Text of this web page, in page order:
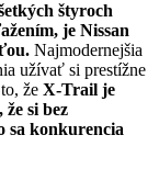
štyroch
je Nissan
Najmodernejšia
užívať si prestížne
že X-Trail je
si bez
sa konkurencia